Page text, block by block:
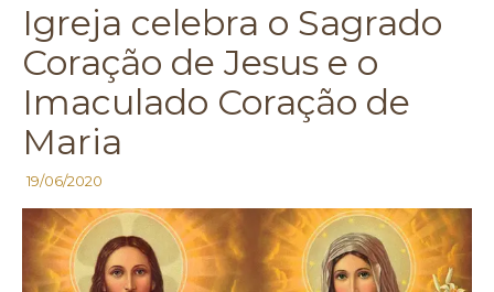
Igreja celebra o Sagrado
Coração de Jesus e o
Imaculado Coração de
Maria
19/06/2020